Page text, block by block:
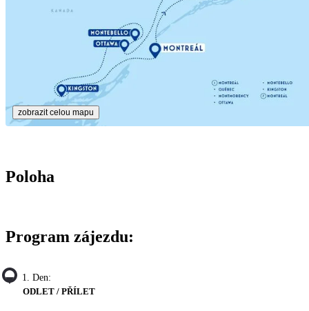
zobrazit celou mapu
Poloha
Program zájezdu:
1. Den:
ODLET / PŘÍLET